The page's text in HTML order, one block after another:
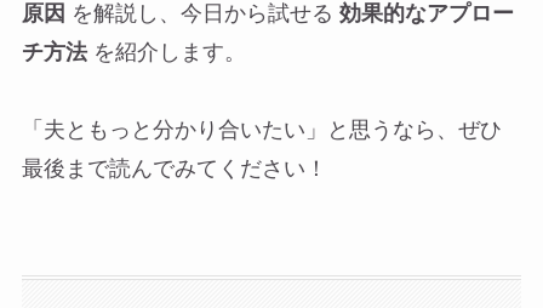
原因 を解説し、今日から試せる 効果的なアプロー
チ方法を紹介します。
「夫ともっと分かり合いたい」と思うなら、ぜひ
最後まで読んでみてください！